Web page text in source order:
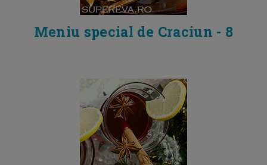
Meniu special de Craciun - 8